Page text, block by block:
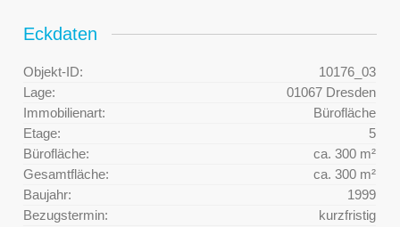
Eckdaten
Objekt-ID:
10176_03
Lage:
01067 Dresden
Immobilienart:
Bürofläche
Etage:
5
Bürofläche:
ca. 300 m²
Gesamtfläche:
ca. 300 m²
Baujahr:
1999
Bezugstermin:
kurzfristig